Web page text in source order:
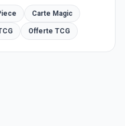
Carte Magic
Offerte TCG